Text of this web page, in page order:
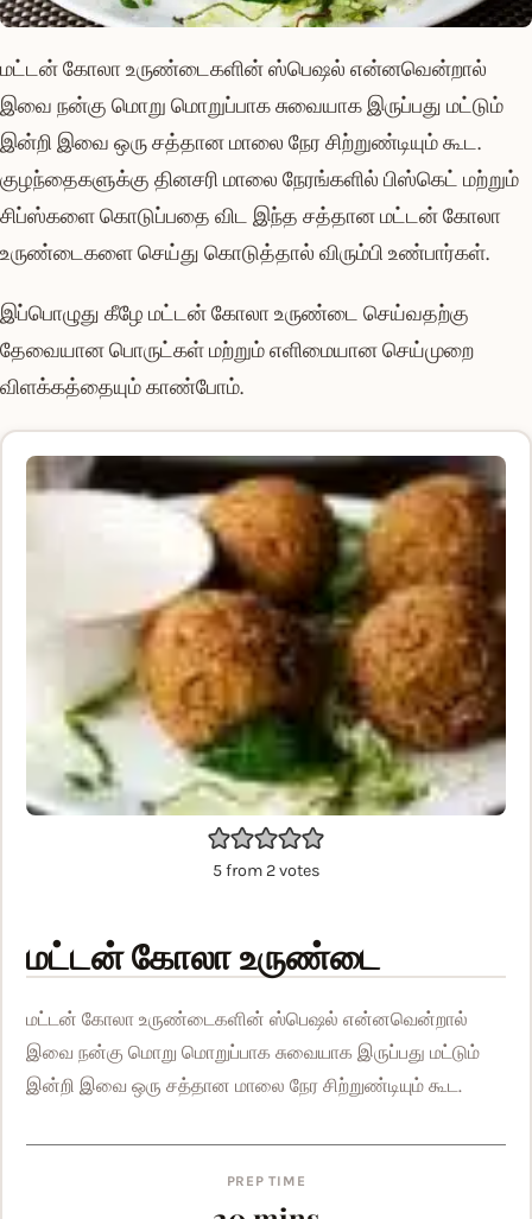
மட்டன் கோலா உருண்டைகளின் ஸ்பெஷல் என்னவென்றால்
இவை நன்கு மொறு மொறுப்பாக சுவையாக இருப்பது மட்டும்
இன்றி இவை ஒரு சத்தான மாலை நேர சிற்றுண்டியும் கூட.
குழந்தைகளுக்கு தினசரி மாலை நேரங்களில் பிஸ்கெட் மற்றும்
சிப்ஸ்களை கொடுப்பதை விட இந்த சத்தான மட்டன் கோலா
உருண்டைகளை செய்து கொடுத்தால் விரும்பி உண்பார்கள்.
இப்பொழுது கீழே மட்டன் கோலா உருண்டை செய்வதற்கு
தேவையான பொருட்கள் மற்றும் எளிமையான செய்முறை
விளக்கத்தையும் காண்போம்.
5from 2votes
மட்டன் கோலா உருண்டை
மட்டன் கோலா உருண்டைகளின் ஸ்பெஷல் என்னவென்றால்
இவை நன்கு மொறு மொறுப்பாக சுவையாக இருப்பது மட்டும்
இன்றி இவை ஒரு சத்தான மாலை நேர சிற்றுண்டியும் கூட.
PREP TIME